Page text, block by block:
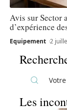
Avis sur Sector
d’expérience
Equipement 2
Les